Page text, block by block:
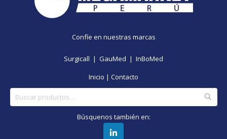
Confíe en nuestras marcas
Surgicall | GauMed | InBoMed
Inicio | Contacto
por:
Búsquenos también en: